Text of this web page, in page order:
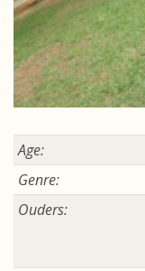
Age:
Genre:
Ouders: